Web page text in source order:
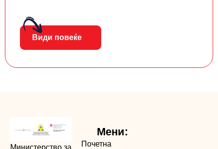
Види повеќе
Министерство за
Мени:
Почетна